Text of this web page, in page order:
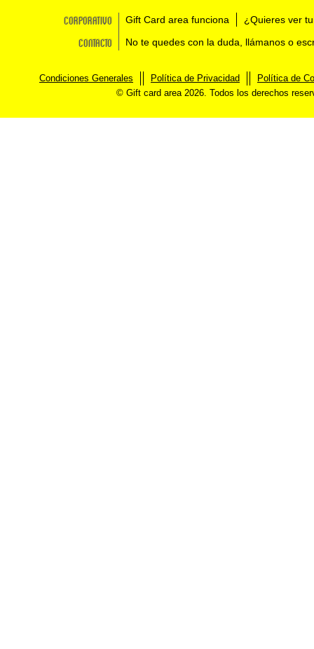
Corporativo Gift Card area funciona ¿Quieres ver
Contacto No te quedes con la duda, llámanos o
Condiciones Generales Política de Privacidad
Política de
© Gift card area 2026. Todos los derechos